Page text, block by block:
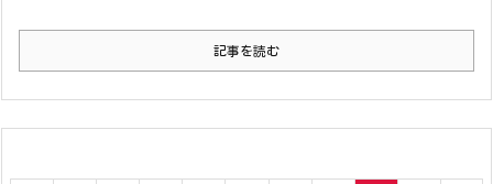
記事を読む